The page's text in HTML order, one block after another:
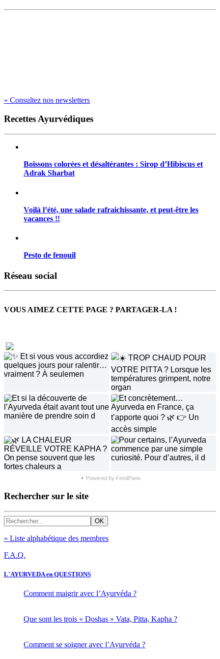
» Consultez nos newsletters
Recettes Ayurvédiques
Boissons colorées et désaltérantes : Sirop d’Hibiscus et
Adrak Sharbat
Voilà l’été, une salade rafraichissante, et peut-être les
vacances !!
Pesto de fenouil
Réseau social
VOUS AIMEZ CETTE PAGE ? PARTAGER-LA !
✦ Powered by FeedPane
Rechercher sur le site
» Liste alphabétique des membres
F.A.Q.
L'AYURVEDA en QUESTIONS
Comment maigrir avec l’Ayurvéda ?
Que sont les trois « Doshas » Vata, Pitta, Kapha ?
Comment se soigner avec l’Ayurvéda ?